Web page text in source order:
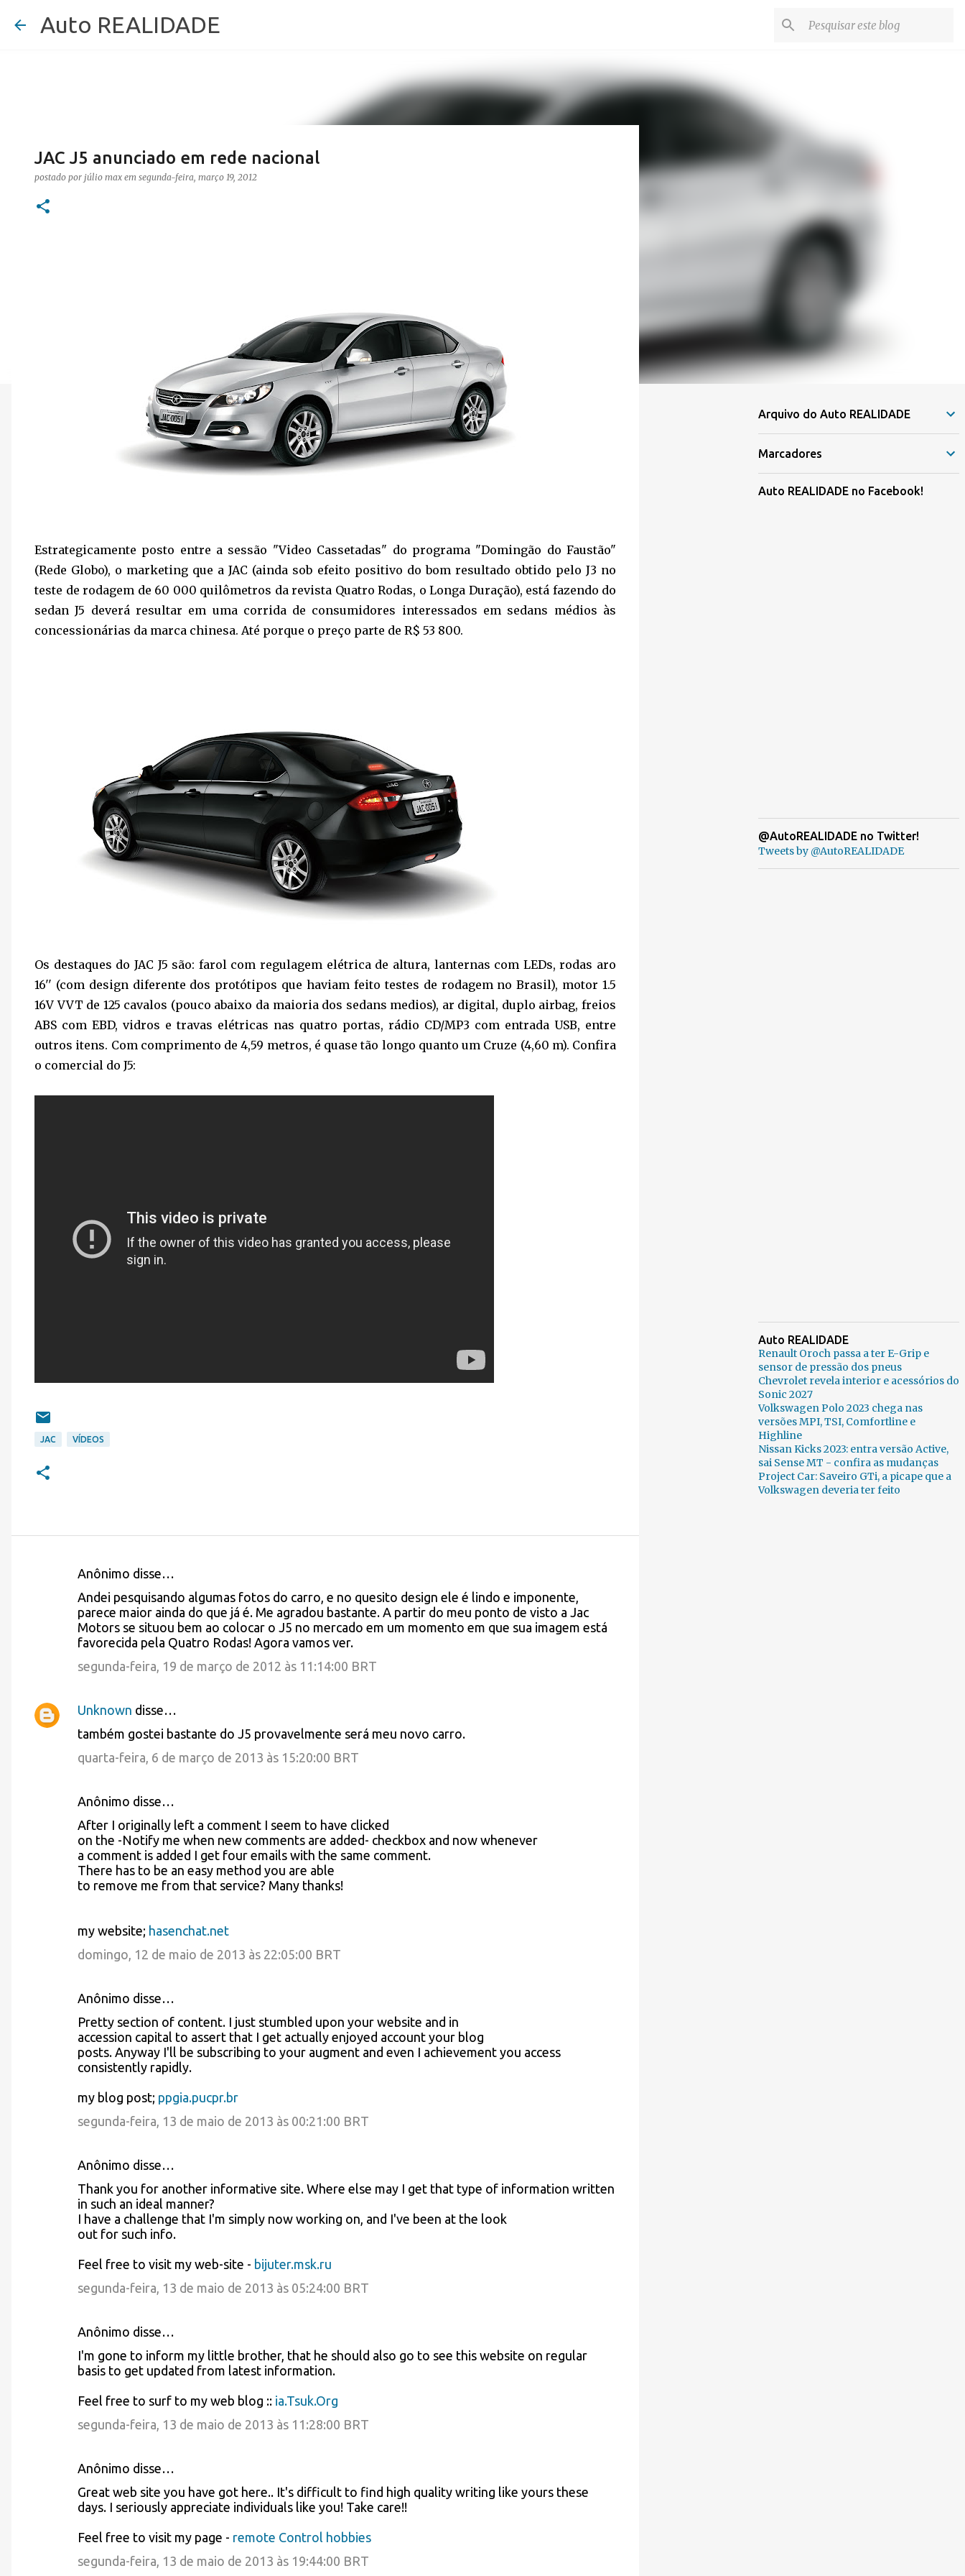
Auto REALIDADE
JAC J5 anunciado em rede nacional
postado por júlio max em segunda-feira, março 19, 2012
Estrategicamente posto entre a sessão "Video Cassetadas" do programa "Domingão do Faustão"
(Rede Globo), o marketing que a JAC (ainda sob efeito positivo do bom resultado obtido pelo J3 no
teste de rodagem de 60 000 quilômetros da revista Quatro Rodas, o Longa Duração), está fazendo do
sedan J5 deverá resultar em uma corrida de consumidores interessados em sedans médios às
concessionárias da marca chinesa. Até porque o preço parte de R$ 53 800.
Os destaques do JAC J5 são: farol com regulagem elétrica de altura, lanternas com LEDs, rodas aro
16'' (com design diferente dos protótipos que haviam feito testes de rodagem no Brasil), motor 1.5
16V VVT de 125 cavalos (pouco abaixo da maioria dos sedans medios), ar digital, duplo airbag, freios
ABS com EBD, vidros e travas elétricas nas quatro portas, rádio CD/MP3 com entrada USB, entre
outros itens. Com comprimento de 4,59 metros, é quase tão longo quanto um Cruze (4,60 m). Confira
o comercial do J5:
JAC VÍDEOS
á
Anônimo disse…
Andei pesquisando algumas fotos do carro, e no quesito design ele é lindo e imponente,
parece maior ainda do que já é. Me agradou bastante. A partir do meu ponto de visto a Jac
Motors se situou bem ao colocar o J5 no mercado em um momento em que sua imagem está
favorecida pela Quatro Rodas! Agora vamos ver.
segunda-feira, 19 de março de 2012 às 11:14:00 BRT
Unknown disse…
também gostei bastante do J5 provavelmente será meu novo carro.
quarta-feira, 6 de março de 2013 às 15:20:00 BRT
Anônimo disse…
After I originally left a comment I seem to have clicked
on the -Notify me when new comments are added- checkbox and now whenever
a comment is added I get four emails with the same comment.
There has to be an easy method you are able
to remove me from that service? Many thanks!
my website; hasenchat.net
domingo, 12 de maio de 2013 às 22:05:00 BRT
Anônimo disse…
Pretty section of content. I just stumbled upon your website and in
accession capital to assert that I get actually enjoyed account your blog
posts. Anyway I'll be subscribing to your augment and even I achievement you access
consistently rapidly.
my blog post; ppgia.pucpr.br
segunda-feira, 13 de maio de 2013 às 00:21:00 BRT
Anônimo disse…
Thank you for another informative site. Where else may I get that type of information written
in such an ideal manner?
I have a challenge that I'm simply now working on, and I've been at the look
out for such info.
Feel free to visit my web-site - bijuter.msk.ru
segunda-feira, 13 de maio de 2013 às 05:24:00 BRT
Anônimo disse…
I'm gone to inform my little brother, that he should also go to see this website on regular
basis to get updated from latest information.
Feel free to surf to my web blog :: ia.Tsuk.Org
segunda-feira, 13 de maio de 2013 às 11:28:00 BRT
Anônimo disse…
Great web site you have got here.. It's difficult to find high quality writing like yours these
days. I seriously appreciate individuals like you! Take care!!
Feel free to visit my page - remote Control hobbies
segunda-feira, 13 de maio de 2013 às 19:44:00 BRT
Arquivo do Auto REALIDADE
Marcadores
Auto REALIDADE no Facebook!
@AutoREALIDADE no Twitter!
Tweets by @AutoREALIDADE
Auto REALIDADE
Renault Oroch passa a ter E-Grip e
sensor de pressão dos pneus
Chevrolet revela interior e acessórios do
Sonic 2027
Volkswagen Polo 2023 chega nas
versões MPI, TSI, Comfortline e
Highline
Nissan Kicks 2023: entra versão Active,
sai Sense MT - confira as mudanças
Project Car: Saveiro GTi, a picape que a
Volkswagen deveria ter feito